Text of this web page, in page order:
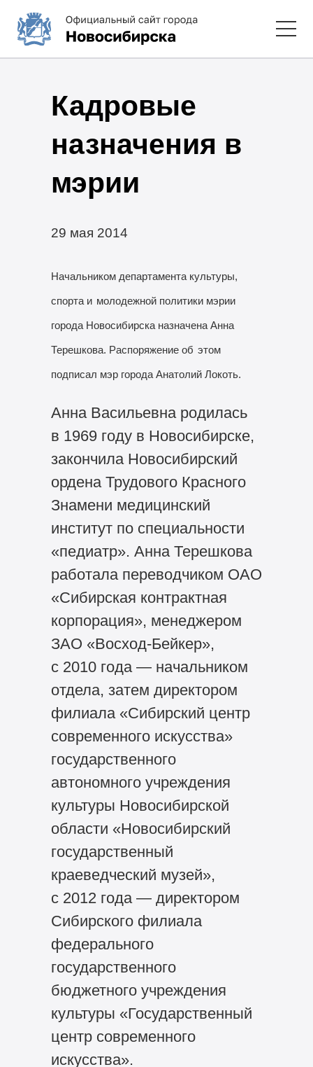
Кадровые
назначения в
мэрии
29 мая 2014
Начальником департамента культуры,
спорта и молодежной политики мэрии
города Новосибирска назначена Анна
Терешкова. Распоряжение об этом
подписал мэр города Анатолий Локоть.
Анна Васильевна родилась
в 1969 году в Новосибирске,
закончила Новосибирский
ордена Трудового Красного
Знамени медицинский
институт по специальности
«педиатр». Анна Терешкова
работала переводчиком ОАО
«Сибирская контрактная
корпорация», менеджером
ЗАО «Восход-Бейкер»,
с 2010 года — начальником
отдела, затем директором
филиала «Сибирский центр
современного искусства»
государственного
автономного учреждения
культуры Новосибирской
области «Новосибирский
государственный
краеведческий музей»,
с 2012 года — директором
Сибирского филиала
федерального
государственного
бюджетного учреждения
культуры «Государственный
центр современного
искусства».